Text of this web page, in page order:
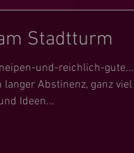
Stadtturm
und-reichlich-gute...
langer Abstinenz, ganz viel
Ideen...